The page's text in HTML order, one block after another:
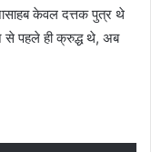
केवल दत्तक पुत्र थे
से पहले ही क्रुद्ध थे, अब